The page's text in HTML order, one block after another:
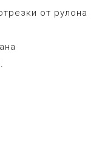
от рулона